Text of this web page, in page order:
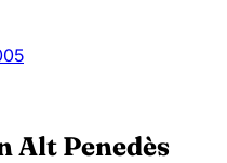
Alt Penedès